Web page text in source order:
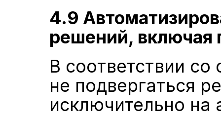
4.9
решений, включая
В соответствии со
не подвергаться
исключительно на